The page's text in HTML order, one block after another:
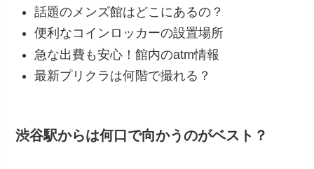
話題のメンズ館はどこにあるの？
便利なコインロッカーの設置場所
急な出費も安心！館内のatm情報
最新プリクラは何階で撮れる？
渋谷駅からは何口で向かうのがベスト？